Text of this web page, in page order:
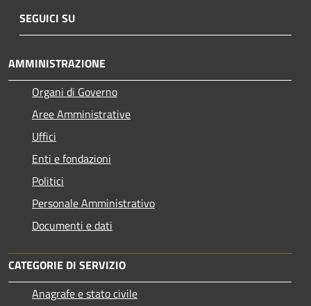
SEGUICI SU
AMMINISTRAZIONE
Organi di Governo
Aree Amministrative
Uffici
Enti e fondazioni
Politici
Personale Amministrativo
Documenti e dati
CATEGORIE DI SERVIZIO
Anagrafe e stato civile